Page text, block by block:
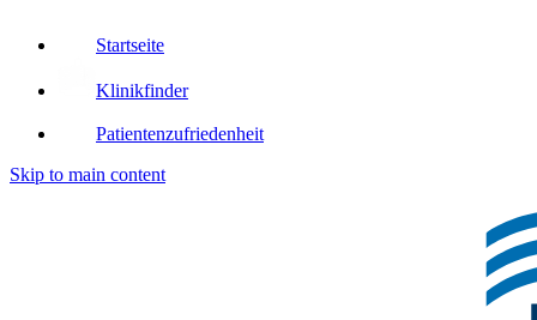
Startseite
Klinikfinder
Patientenzufriedenheit
Skip to main content